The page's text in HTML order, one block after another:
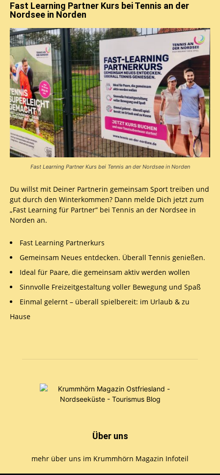
Fast Learning Partner Kurs bei Tennis an der
Nordsee in Norden
Fast Learning Partner Kurs bei Tennis an der Nordsee in Norden
Du willst mit Deiner Partnerin gemeinsam Sport treiben und
gut durch den Winterkommen? Dann melde Dich jetzt zum
„Fast Learning für Partner“ bei Tennis an der Nordsee in
Norden an.
Fast Learning Partnerkurs
Gemeinsam Neues entdecken. Überall Tennis genießen.
Ideal für Paare, die gemeinsam aktiv werden wollen
Sinnvolle Freizeitgestaltung voller Bewegung und Spaß
Einmal gelernt – überall spielbereit: im Urlaub & zu
Hause
Über uns
mehr über uns im Krummhörn Magazin Infoteil